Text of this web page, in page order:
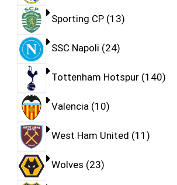
Sporting CP 13
SSC Napoli 24
Tottenham Hotspur 140
Valencia 10
West Ham United 11
Wolves 23